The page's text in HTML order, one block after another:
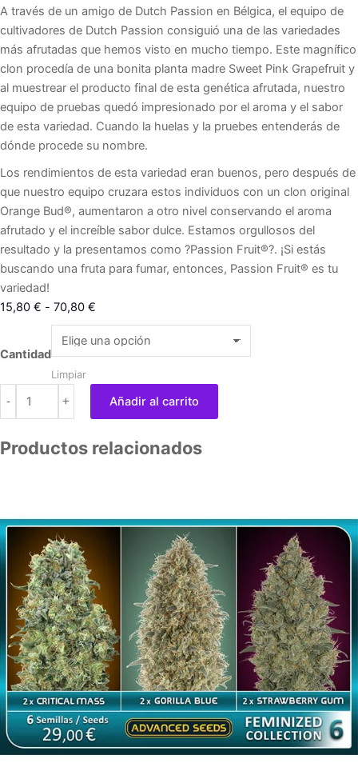
A través de un amigo de Dutch Passion en Bélgica, el equipo de
cultivadores de Dutch Passion consiguió una de las variedades
más afrutadas que hemos visto en mucho tiempo. Este magnífico
clon procedía de una bonita planta madre Sweet Pink Grapefruit y
al muestrear el producto final de esta genética afrutada, nuestro
equipo de pruebas quedó impresionado por el aroma y el sabor
de esta variedad. Cuando la huelas y la pruebes entenderás de
dónde procede su nombre.
Los rendimientos de esta variedad eran buenos, pero después de
que nuestro equipo cruzara estos individuos con un clon original
Orange Bud®, aumentaron a otro nivel conservando el aroma
afrutado y el increíble sabor dulce. Estamos orgullosos del
resultado y la presentamos como ?Passion Fruit®?. ¡Si estás
buscando una fruta para fumar, entonces, Passion Fruit® es tu
variedad!
15,80 € - 70,80 €
de
precios:
15,80 €
hasta
70,80 €
Cantidad
Limpiar
-
Fruit
+ Añadir al carrito
Productos relacionados